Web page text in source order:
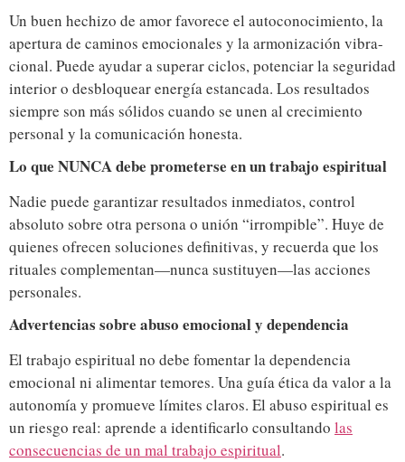
Un buen hechizo de amor favorece el autoconocimiento, la
apertura de caminos emocionales y la armonización vibra-
cional. Puede ayudar a superar ciclos, potenciar la seguridad
interior o desbloquear energía estancada. Los resultados
siempre son más sólidos cuando se unen al crecimiento
personal y la comunicación honesta.
Lo que NUNCA debe prometerse en un trabajo espiritual
Nadie puede garantizar resultados inmediatos, control
absoluto sobre otra persona o unión “irrompible”. Huye de
quienes ofrecen soluciones definitivas, y recuerda que los
rituales complementan—nunca sustituyen—las acciones
personales.
Advertencias sobre abuso emocional y dependencia
El trabajo espiritual no debe fomentar la dependencia
emocional ni alimentar temores. Una guía ética da valor a la
autonomía y promueve límites claros. El abuso espiritual es
un riesgo real: aprende a identificarlo consultando las
consecuencias de un mal trabajo espiritual.